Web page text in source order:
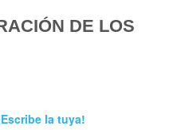
DE LOS
la tuya!